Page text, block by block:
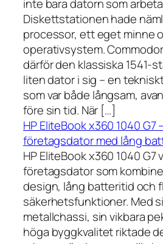
inte bara datorn som
Diskettstationen hade
processor, ett eget minne
operativsystem.
därför den klassiska 1541-
liten dator i sig – en
som var både långsam,
före sin tid. När […]
HP EliteBook x360 1040 G7
företagsdator med lång
HP EliteBook x360 1040 G7
företagsdator som
design, lång batteritid och
säkerhetsfunktioner. Med
metallchassi, sin vikbara
höga byggkvalitet riktade